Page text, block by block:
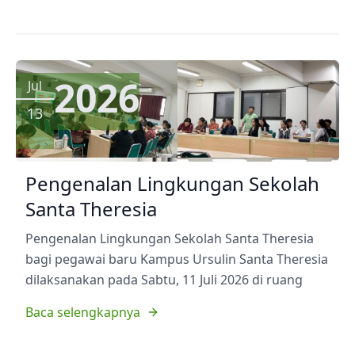
Jul
13 2026
Pengenalan Lingkungan Sekolah
Santa Theresia
Pengenalan Lingkungan Sekolah Santa Theresia
bagi pegawai baru Kampus Ursulin Santa Theresia
dilaksanakan pada Sabtu, 11 Juli 2026 di ruang
Baca selengkapnya